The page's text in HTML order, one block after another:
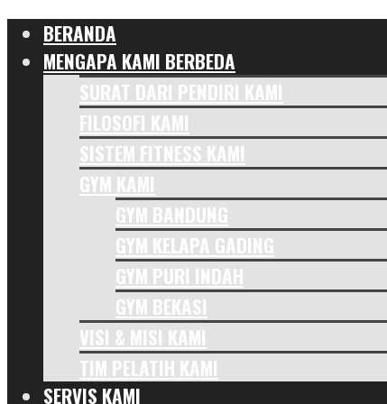
BERANDA
MENGAPA KAMI BERBEDA
SURAT DARI PENDIRI KAMI
FILOSOFI KAMI
SISTEM FITNESS KAMI
GYM KAMI
GYM BANDUNG
GYM KELAPA GADING
GYM PURI INDAH
GYM BEKASI
VISI & MISI KAMI
TIM PELATIH KAMI
SERVIS KAMI